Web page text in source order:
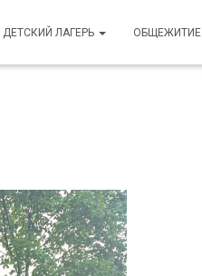
ДЕТСКИЙ ЛАГЕРЬ ОБЩЕЖИТИЕ